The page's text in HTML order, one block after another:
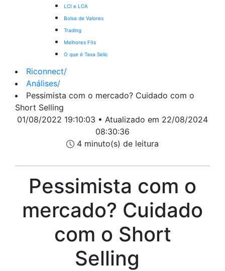
LCI e LCA
Bolsa de Valores
Trading
Melhores FIIs
O que é Taxa Selic
Riconnect/
Análises/
Pessimista com o mercado? Cuidado com o
Short Selling
01/08/2022 19:10:03 • Atualizado em 22/08/2024
08:30:36
4 minuto(s) de leitura
Pessimista com o
mercado? Cuidado
com o Short
Selling